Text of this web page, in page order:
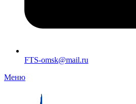
FTS-omsk@mail.ru
Меню